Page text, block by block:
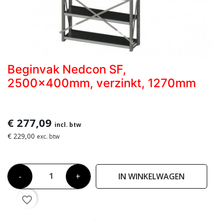
Beginvak Nedcon SF,
2500x400mm, verzinkt, 1270mm
€ 277,09 incl. btw
€ 229,00 exc. btw
- + IN WINKELWAGEN
favorite_border